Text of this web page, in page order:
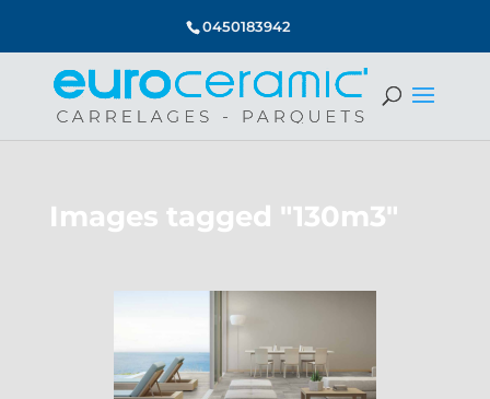
0450183942
Images tagged "130m3"